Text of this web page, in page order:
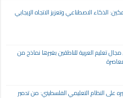
الذكاء الاصطناعي وتعزيز الاتجاه الإيجابي
تعليم العربية للناطقين بغيرها نماذج من
2023 وتأثيره على النظام التعليمي الفلسطيني: من تدمير